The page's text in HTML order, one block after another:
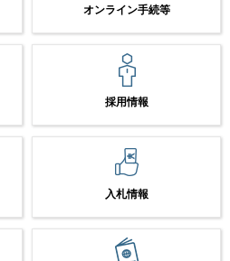
オンライン手続等
採用情報
入札情報